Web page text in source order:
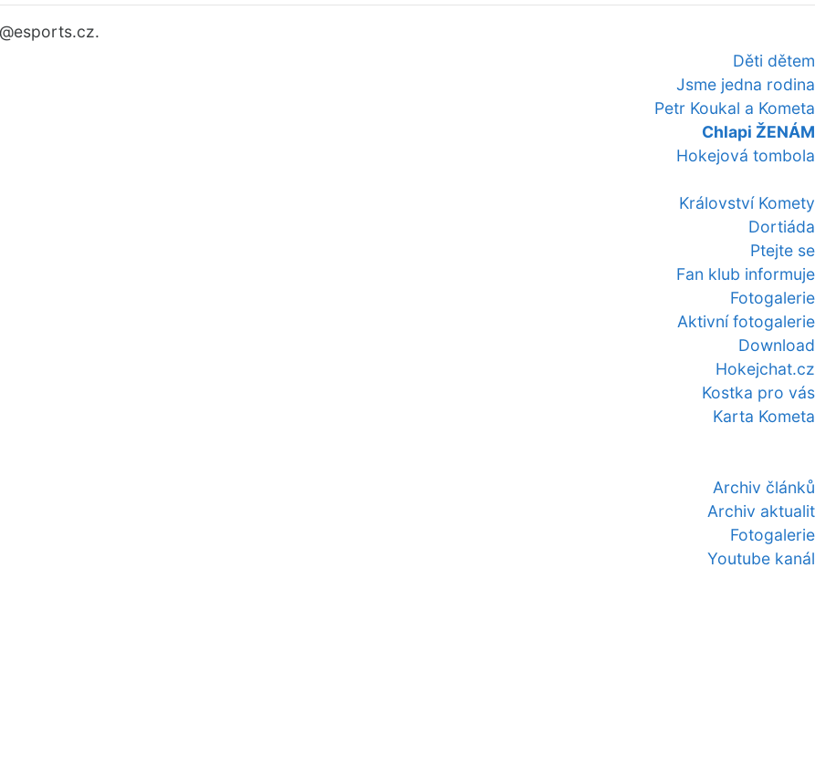
Děti dětem
Jsme jedna rodina
Petr Koukal a Kometa
Chlapi ŽENÁM
Hokejová tombola
Království Komety
Dortiáda
Ptejte se
Fan klub informuje
Fotogalerie
Aktivní fotogalerie
Download
Hokejchat.cz
Kostka pro vás
Karta Kometa
Archiv článků
Archiv aktualit
Fotogalerie
Youtube kanál
@esports.cz.